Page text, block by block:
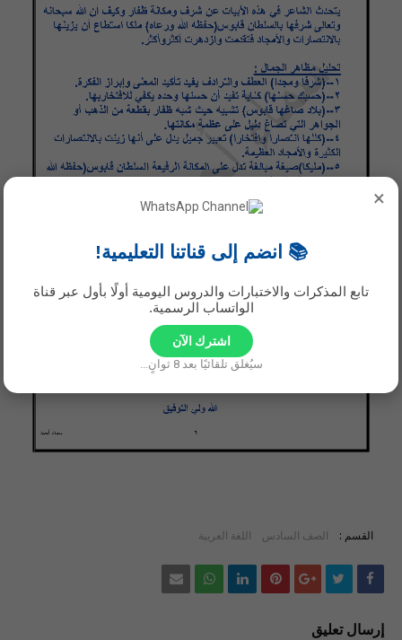
القسم : الصف السادس اللغة العربية
إرسال تعليق
×
📚 انضم إلى قناتنا التعليمية!
تابع المذكرات والاختبارات والدروس اليومية أولًا بأول عبر قناة
الواتساب الرسمية.
اشترك الآن
سيُغلق تلقائيًا بعد7 ثوانٍ...